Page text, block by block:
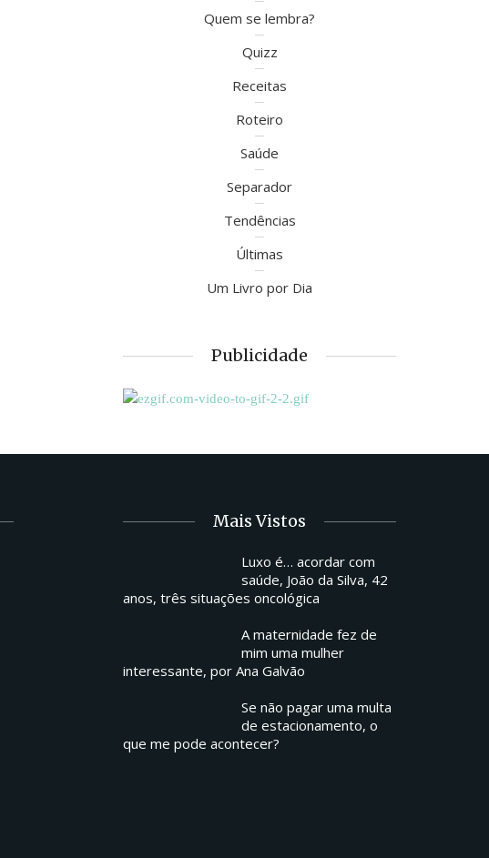
Quem se lembra?
Quizz
Receitas
Roteiro
Saúde
Separador
Tendências
Últimas
Um Livro por Dia
Publicidade
Mais Vistos
Luxo é… acordar com
saúde, João da Silva, 42
anos, três situações oncológica
A maternidade fez de
mim uma mulher
interessante, por Ana Galvão
Se não pagar uma multa
de estacionamento, o
que me pode acontecer?